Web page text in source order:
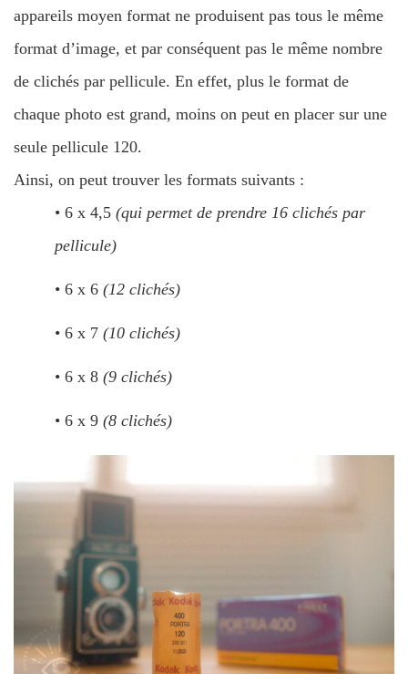
appareils moyen format ne produisent pas tous le même
format d’image, et par conséquent pas le même nombre
de clichés par pellicule. En effet, plus le format de
chaque photo est grand, moins on peut en placer sur une
seule pellicule 120.
Ainsi, on peut trouver les formats suivants :
• 6 x 4,5 (qui permet de prendre 16 clichés par
pellicule)
• 6 x 6 (12 clichés)
• 6 x 7 (10 clichés)
• 6 x 8 (9 clichés)
• 6 x 9 (8 clichés)